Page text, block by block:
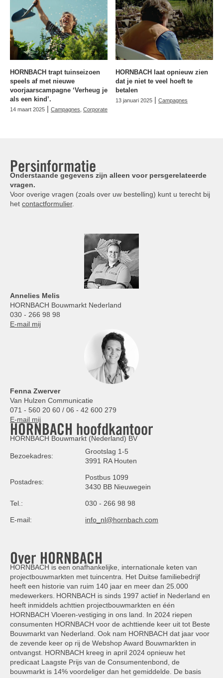
HORNBACH trapt tuinseizoen
speels af met nieuwe
voorjaarscampagne ‘Verheug je
als een kind’.
14 maart 2025 | Campagnes Corporate
HORNBACH laat opnieuw zien
dat je niet te veel hoeft te
betalen
13 januari 2025 | Campagnes
Persinformatie
Onderstaande gegevens zijn alleen voor persgerelateerde
vragen.
Voor overige vragen (zoals over uw bestelling) kunt u terecht bij
het contactformulier.
Annelies Melis
HORNBACH Bouwmarkt Nederland
030 - 266 98 98
E-mail mij
Fenna Zwerver
Van Hulzen Communicatie
071 - 560 20 60 / 06 - 42 600 279
E-mail mij
HORNBACH hoofdkantoor
HORNBACH Bouwmarkt (Nederland) BV
Bezoekadres:
Grootslag 1-5
3991 RA Houten
Postadres:
Postbus 1099
3430 BB Nieuwegein
Tel.: 030 - 266 98 98
E-mail: info_nl@hornbach.com
Over HORNBACH
HORNBACH is een onafhankelijke, internationale keten van
projectbouwmarkten met tuincentra. Het Duitse familiebedrijf
heeft een historie van ruim 140 jaar en meer dan 25.000
medewerkers. HORNBACH is sinds 1997 actief in Nederland en
heeft inmiddels achttien projectbouwmarkten en één
HORNBACH Vloeren-vestiging in ons land. In 2024 riepen
consumenten HORNBACH voor de achttiende keer uit tot Beste
Bouwmarkt van Nederland. Ook nam HORNBACH dat jaar voor
de zevende keer op rij de Webshop Award Bouwmarkten in
ontvangst. HORNBACH kreeg in april 2024 opnieuw het
predicaat Laagste Prijs van de Consumentenbond, de
bouwmarkt is 14% voordeliger dan het gemiddelde. De basis